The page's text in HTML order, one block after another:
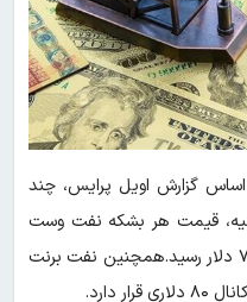
گزارش اویل پرایس، چند
قیمت هر بشکه نفت وست
تگزاس با نزدیک ۲ درصد افزایش به ۷۶ دلار رسید.همچنین نفت برنت